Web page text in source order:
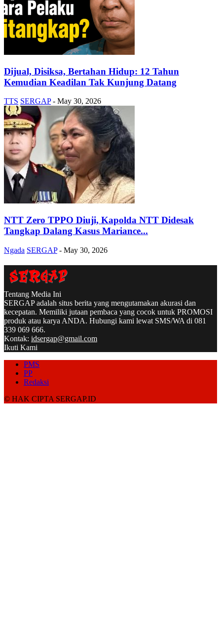
Dijual, Disiksa, Bertahan Hidup: 12 Tahun
Kemudian Keadilan Tak Kunjung Datang
TTS SERGAP - May 30, 2026
NTT Zero TPPO Diuji, Kapolda NTT Didesak
Tangkap Dalang Kasus Mariance...
Ngada SERGAP - May 30, 2026
Tentang Media Ini
SERGAP adalah situs berita yang mengutamakan akurasi dan
kecepatan. Memiliki jutaan pembaca yang cocok untuk PROMOSI
produk atau karya ANDA. Hubungi kami lewat SMS/WA di 081
339 069 666.
Kontak: idsergap@gmail.com
Ikuti Kami
PMS
PP
Redaksi
© HAK CIPTA SERGAP.ID